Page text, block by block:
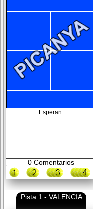
Esperan
0Comentarios
Pista 1 - VALENCIA